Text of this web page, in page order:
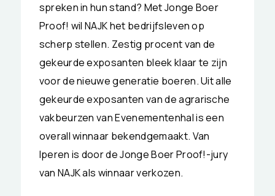
spreken in hun stand? Met Jonge Boer
Proof! wil NAJK het bedrijfsleven op
scherp stellen. Zestig procent van de
gekeurde exposanten bleek klaar te zijn
voor de nieuwe generatie boeren. Uit alle
gekeurde exposanten van de agrarische
vakbeurzen van Evenementenhal is een
overall winnaar bekendgemaakt. Van
Iperen is door de Jonge Boer Proof!-jury
van NAJK als winnaar verkozen.